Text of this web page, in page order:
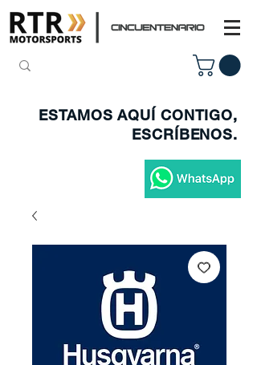
ESTAMOS AQUÍ CONTIGO,
ESCRÍBENOS.